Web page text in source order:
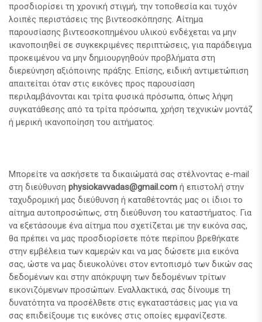
προσδιορίσει τη χρονική στιγμή, την τοποθεσία και τυχόν
λοιπές περιστάσεις της βιντεοσκόπησης. Αίτημα
παρουσίασης βιντεοσκοπημένου υλικού ενδέχεται να μην
ικανοποιηθεί σε συγκεκριμένες περιπτώσεις, για παράδειγμα
προκειμένου να μην δημιουργηθούν προβλήματα στη
διερεύνηση αξιόποινης πράξης. Επίσης, ειδική αντιμετώπιση
απαιτείται όταν στις εικόνες προς παρουσίαση
περιλαμβάνονται και τρίτα φυσικά πρόσωπα, όπως λήψη
συγκατάθεσης από τα τρίτα πρόσωπα, χρήση τεχνικών μοντάζ
ή μερική ικανοποίηση του αιτήματος.
Μπορείτε να ασκήσετε τα δικαιώματά σας στέλνοντας e-mail
στη διεύθυνση physiokavvadas@gmail.com ή επιστολή στην
ταχυδρομική μας διεύθυνση ή καταθέτοντάς μας οι ίδιοι το
αίτημα αυτοπροσώπως, στη διεύθυνση του καταστήματος. Για
να εξετάσουμε ένα αίτημα που σχετίζεται με την εικόνα σας,
θα πρέπει να μας προσδιορίσετε πότε περίπου βρεθήκατε
στην εμβέλεια των καμερών και να μας δώσετε μια εικόνα
σας, ώστε να μας διευκολύνει στον εντοπισμό των δικών σας
δεδομένων και στην απόκρυψη των δεδομένων τρίτων
εικονιζόμενων προσώπων. Εναλλακτικά, σας δίνουμε τη
δυνατότητα να προσέλθετε στις εγκαταστάσεις μας για να
σας επιδείξουμε τις εικόνες στις οποίες εμφανίζεστε.